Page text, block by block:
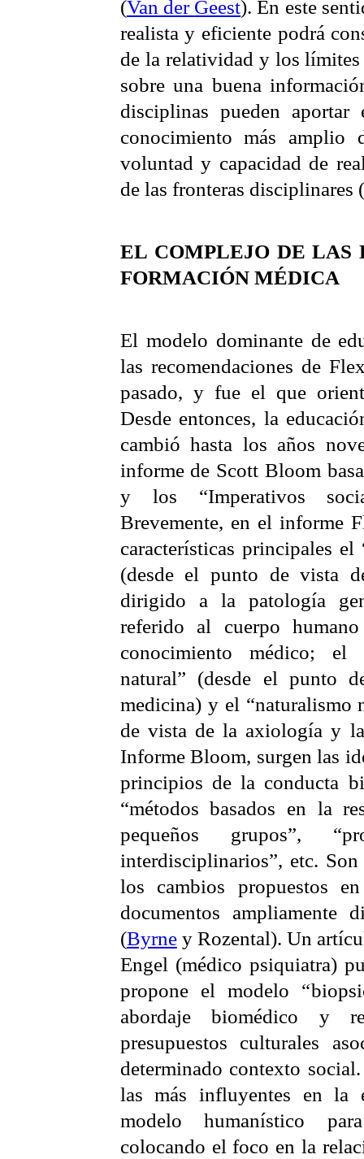
(Van der Geest). En este
realista y eficiente podrá
de la relatividad y los
sobre una buena
disciplinas pueden
conocimiento más
voluntad y capacidad de
de las fronteras disciplinares (
EL COMPLEJO DE LAS
FORMACIÓN MÉDICA
El modelo dominante de
las recomendaciones de
pasado, y fue el que
Desde entonces, la
cambió hasta los años
informe de Scott Bloom
y los “Imperativos
Brevemente, en el informe
características principales
(desde el punto de vista
dirigido a la patología
referido al cuerpo
conocimiento médico; el
natural” (desde el punto
medicina) y el “naturalismo
de vista de la axiología y
InformeBloom, surgen las
principios de la conducta
“métodos basados en la
pequeños grupos”,
interdisciplinarios”, etc.
los cambios propuestos
documentos ampliamente
(Byrney Rozental). Un
Engel (médico psiquiatra)
propone el modelo “
abordaje biomédico y
presupuestos culturales
determinado contexto
las más influyentes en la
modelo humanístico
colocando el foco en la